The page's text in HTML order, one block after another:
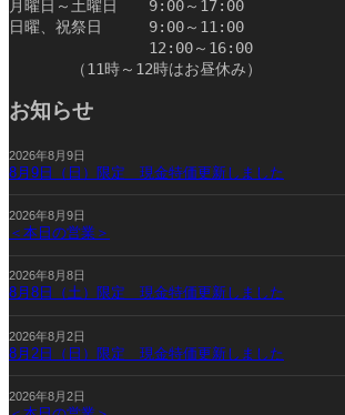
月曜日～土曜日　　9:00～17:00
日曜、祝祭日　　　9:00～11:00
12:00～16:00
（11時～12時はお昼
お知らせ
2026年8月9日
8月9日（日）限定 現金特価更新しました
2026年8月9日
＜本日の営業＞
2026年8月8日
8月8日（土）限定 現金特価更新しました
2026年8月2日
8月2日（日）限定 現金特価更新しました
2026年8月2日